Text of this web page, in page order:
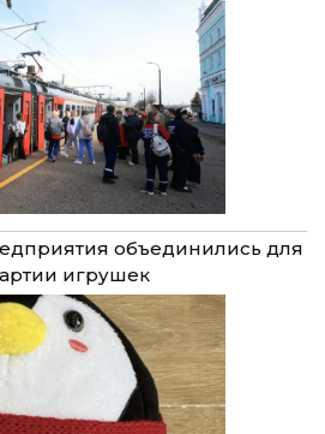
объединились для
игрушек